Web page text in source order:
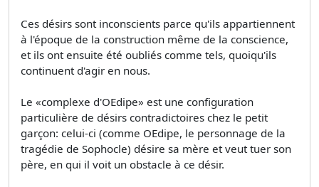
Ces désirs sont inconscients parce qu'ils appartiennent
à l'époque de la construction même de la conscience,
et ils ont ensuite été oubliés comme tels, quoiqu'ils
continuent d'agir en nous.
Le «complexe d'OEdipe» est une configuration
particulière de désirs contradictoires chez le petit
garçon: celui-ci (comme OEdipe, le personnage de la
tragédie de Sophocle) désire sa mère et veut tuer son
père, en qui il voit un obstacle à ce désir.